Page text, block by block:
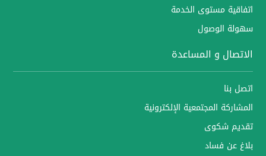
اتفاقية مستوى الخدمة
سهولة الوصول
الاتصال و المساعدة
اتصل بنا
المشاركة المجتمعية الإلكترونية
تقديم شكوى
بلاغ عن فساد